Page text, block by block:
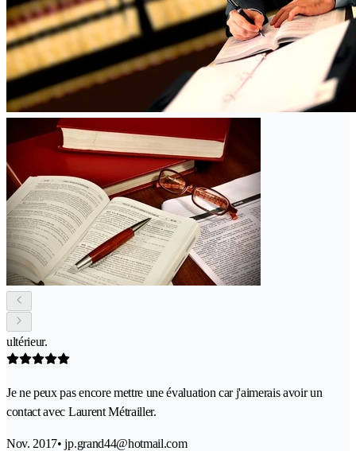
ultérieur.
Je ne peux pas encore mettre une évaluation car j'aimerais avoir un
contact avec Laurent Métrailler.
Nov. 2017• jp.grand44@hotmail.com